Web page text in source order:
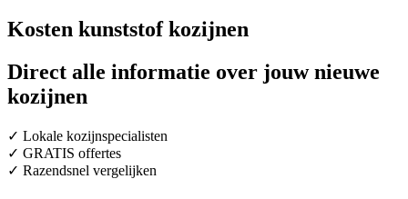
Kosten kunststof kozijnen
Direct alle informatie over jouw nieuwe
kozijnen
✓ Lokale kozijnspecialisten
✓ GRATIS offertes
✓ Razendsnel vergelijken